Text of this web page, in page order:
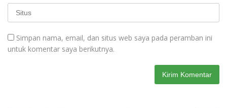
Simpan nama, email, dan situs web saya pada peramban ini
untuk komentar saya berikutnya.